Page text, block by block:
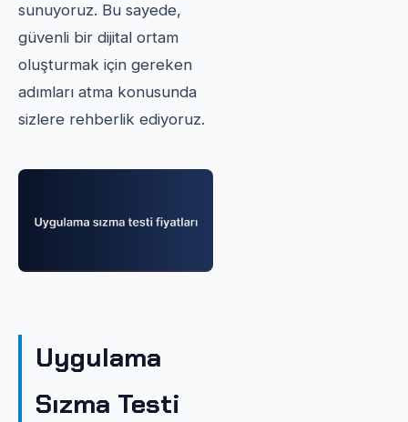
sunuyoruz. Bu sayede,
güvenli bir dijital ortam
oluşturmak için gereken
adımları atma konusunda
sizlere rehberlik ediyoruz.
Uygulama
Sızma Testi